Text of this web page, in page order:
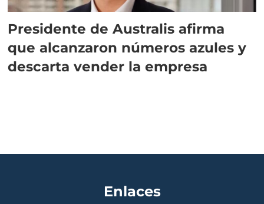
Presidente de Australis afirma
que alcanzaron números azules y
descarta vender la empresa
Enlaces